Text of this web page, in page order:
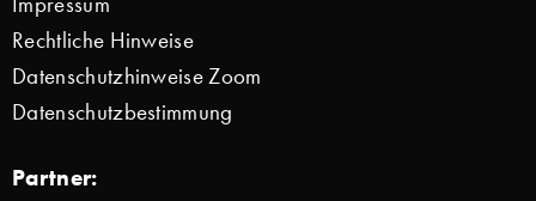
Rechtliche Hinweise
Datenschutzhinweise Zoom
Datenschutzbestimmung
Partner: